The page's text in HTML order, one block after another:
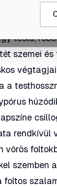
testű,
szemei
a
rendkívül
vörös
szemben
foltos